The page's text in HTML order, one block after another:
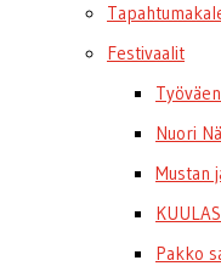
Festivaalit
Nuori
Mustan
Pakko